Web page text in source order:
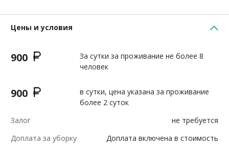
Цены и условия
900
За сутки за проживание не более 8
человек
900
в сутки, цена указана за проживание
более 2 суток
Залог
не требуется
Доплата за уборку
Доплата включена в стоимость